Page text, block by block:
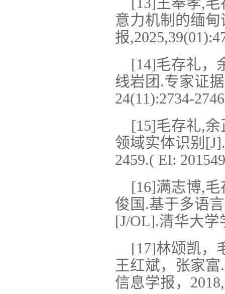
意力机制的缅
报
[14]毛存礼，
线岩团.专家证
24(11):2734-
[15]毛存礼,
领域实体识别
2459.( EI:
[16]满志博,
俊国.基于多语
[J/OL].清华大学
[17]林颂凯，
王红斌，张家
信息学报，